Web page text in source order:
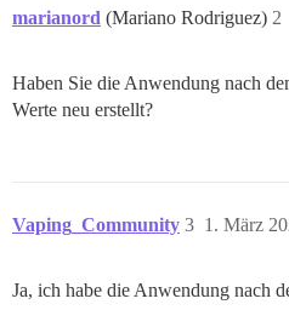
marianord (Mariano Rodriguez) 2
Haben Sie die Anwendung nach
Werte neu erstellt?
Vaping_Community 1. März
3
Ja, ich habe die Anwendung nach